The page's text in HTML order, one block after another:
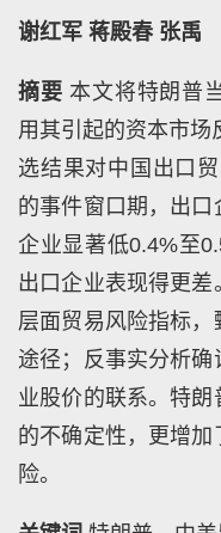
谢红军 蒋殿春 张禹
摘要 本文将特朗普
用其引起的资本市场
选结果对中国出口
的事件窗口期，出
企业显著低0.4%至
出口企业表现得更
层面贸易风险指标
途径；反事实分析
业股价的联系。特
的不确定性，更增
险。